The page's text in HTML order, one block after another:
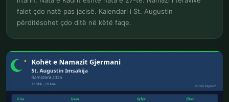
falet çdo natë pas jacisë. Kalendari i St. Augustin
përditësohet çdo ditë në këtë faqe.